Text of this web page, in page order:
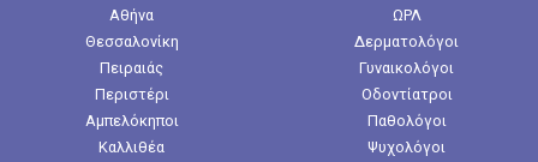
Αθήνα
Θεσσαλονίκη
Πειραιάς
Περιστέρι
Αμπελόκηποι
Καλλιθέα
ΩΡΛ
Δερματολόγοι
Γυναικολόγοι
Οδοντίατροι
Παθολόγοι
Ψυχολόγοι